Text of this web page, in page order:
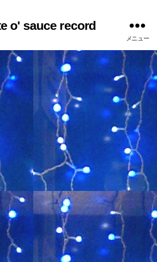
o' sauce record
メニュー